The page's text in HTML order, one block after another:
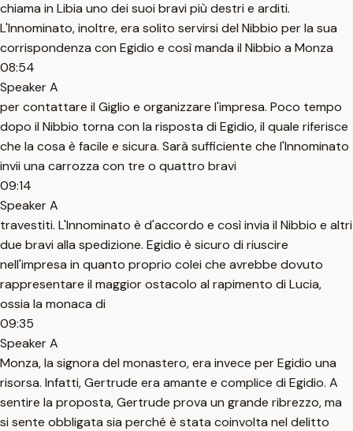
chiama in Libia uno dei suoi bravi più destri e arditi.
L'Innominato, inoltre, era solito servirsi del Nibbio per la sua
corrispondenza con Egidio e così manda il Nibbio a Monza
08:54
Speaker A
per contattare il Giglio e organizzare l'impresa. Poco tempo
dopo il Nibbio torna con la risposta di Egidio, il quale riferisce
che la cosa è facile e sicura. Sarà sufficiente che l'Innominato
invii una carrozza con tre o quattro bravi
09:14
Speaker A
travestiti. L'Innominato è d'accordo e così invia il Nibbio e altri
due bravi alla spedizione. Egidio è sicuro di riuscire
nell'impresa in quanto proprio colei che avrebbe dovuto
rappresentare il maggior ostacolo al rapimento di Lucia,
ossia la monaca di
09:35
Speaker A
Monza, la signora del monastero, era invece per Egidio una
risorsa. Infatti, Gertrude era amante e complice di Egidio. A
sentire la proposta, Gertrude prova un grande ribrezzo, ma
si sente obbligata sia perché è stata coinvolta nel delitto